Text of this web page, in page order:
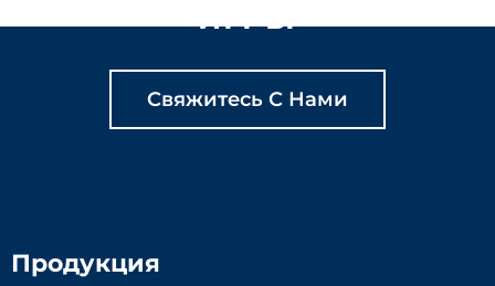
ИГРЫ
Свяжитесь С Нами
Продукция